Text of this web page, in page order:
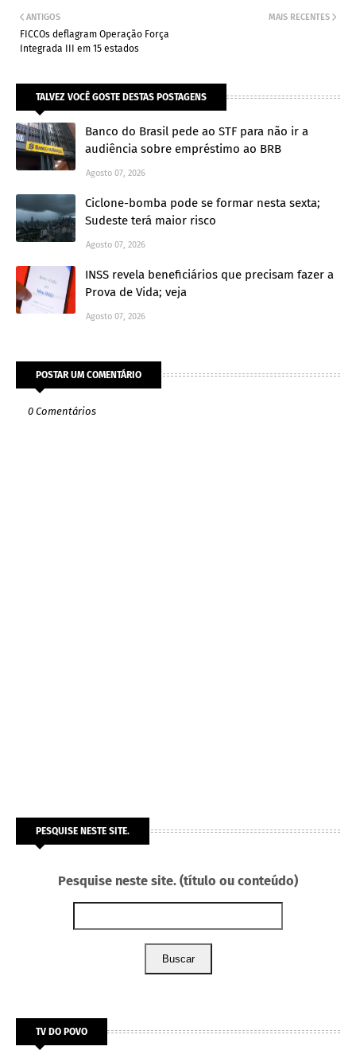
MAIS RECENTES
ANTIGOS
FICCOs deflagram Operação Força
Integrada III em 15 estados
TALVEZ VOCÊ GOSTE DESTAS POSTAGENS
Banco do Brasil pede ao STF para não ir a
audiência sobre empréstimo ao BRB
Agosto 07, 2026
Ciclone-bomba pode se formar nesta sexta;
Sudeste terá maior risco
Agosto 07, 2026
INSS revela beneficiários que precisam fazer a
Prova de Vida; veja
Agosto 07, 2026
POSTAR UM COMENTÁRIO
0 Comentários
PESQUISE NESTE SITE.
Pesquise neste site. (título ou conteúdo)
Buscar
TV DO POVO